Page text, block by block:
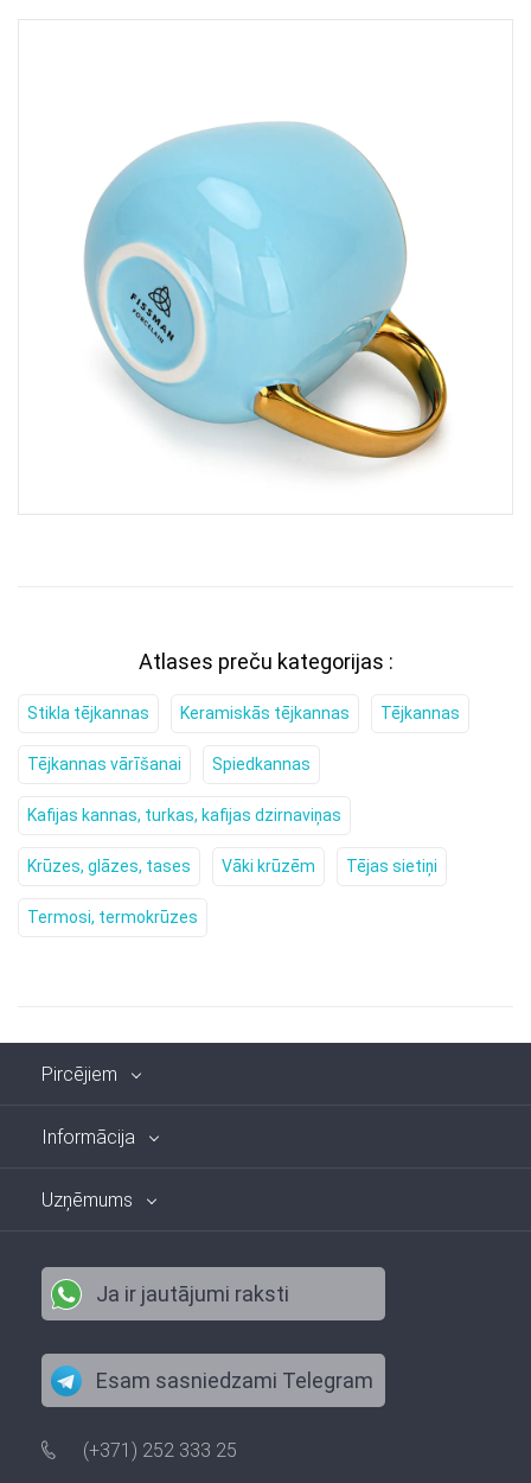
Atlases preču kategorijas :
Stikla tējkannas Keramiskās tējkannas Tējkannas
Tējkannas vārīšanai Spiedkannas
Kafijas kannas, turkas, kafijas dzirnaviņas
Krūzes, glāzes, tases Vāki krūzēm Tējas sietiņi
Termosi, termokrūzes
Pircējiem
Informācija
Uzņēmums
Ja ir jautājumi raksti
Esam sasniedzami Telegram
(+371) 252 333 25